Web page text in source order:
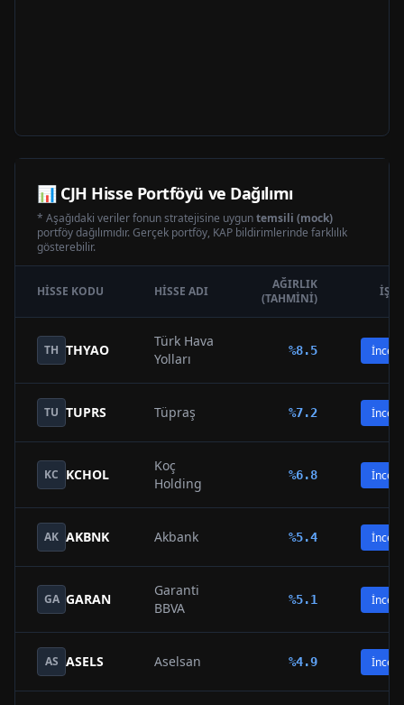
📊 CJH Hisse Portföyü ve Dağılımı
* Aşağıdaki veriler fonun stratejisine uyguntemsili (mock)
portföy dağılımıdır. Gerçek portföy, KAP bildirimlerinde farklılık
gösterebilir.
HISSE KODU HISSE ADI
AĞIRLIK
(TAHMINI)
TH THYAO
Türk Hava
Yolları
%8.5 İncele
TU TUPRS Tüpraş %7.2 İncele
KC KCHOL
Koç
Holding
%6.8 İncele
AK AKBNK Akbank %5.4 İncele
GA GARAN
Garanti
BBVA
%5.1 İncele
AS ASELS Aselsan %4.9 İncele